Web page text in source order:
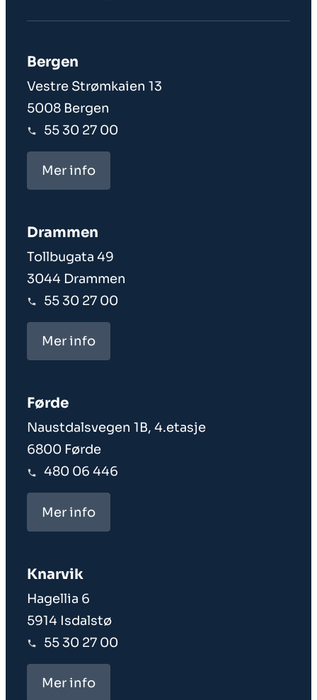
Bergen
Vestre Strømkaien 13
5008 Bergen
55 30 27 00
Mer info
Drammen
Tollbugata 49
3044 Drammen
55 30 27 00
Mer info
Førde
Naustdalsvegen 1B, 4.etasje
6800 Førde
480 06 446
Mer info
Knarvik
Hagellia 6
5914 Isdalstø
55 30 27 00
Mer info